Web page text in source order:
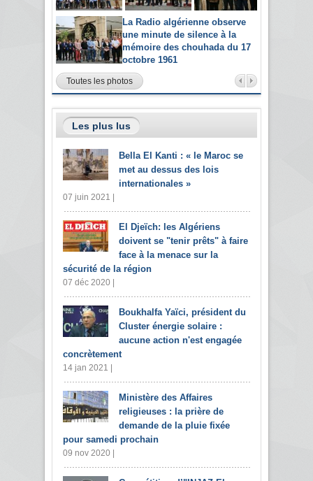
La Radio algérienne observe
une minute de silence à la
mémoire des chouhada du 17
octobre 1961
Toutes les photos
Les plus lus
Bella El Kanti : « le Maroc se
met au dessus des lois
internationales »
07 juin 2021 |
El Djeïch: les Algériens
doivent se "tenir prêts" à faire
face à la menace sur la
sécurité de la région
07 déc 2020 |
Boukhalfa Yaïci, président du
Cluster énergie solaire :
aucune action n'est engagée
concrètement
14 jan 2021 |
Ministère des Affaires
religieuses : la prière de
demande de la pluie fixée
pour samedi prochain
09 nov 2020 |